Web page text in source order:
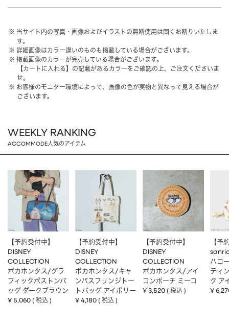
OTHER その他
SALEセール
ALLすべて
BAGバッグ
GOODS雑貨
MOBILEモバイル
ACCESSORYアクセサリー
当サイト内の写真・画像およびイラストの無断使用は固くお断りいたしま
す。
詳細画像はカラー違いのものも掲載している場合がございます。
掲載画像のカラーが完売している場合がございます。
【カートに入れる】の記載があるカラーをご確認の上、ご注文くださいま
せ。
お客様のモニター環境によって、画像の色が実物と異なって見える場合が
ございます。
WEEKLY RANKING
ACCOMMODE人気のアイテム
【予約受付中】
DISNEY
COLLECTION
ポカホンタス/グラ
フィックボストンバ
ッグ ダークブラウン
¥ 5,060 税込
【予約受付中】
DISNEY
COLLECTION
ポカホンタス/キャ
ンバスフリンジトー
トバッグ アイボリー
¥ 4,180 税込
【予約受付中】
DISNEY
COLLECTION
ポカホンタス/アイ
コンポーチ ミーコ
¥ 3,520 税込
【予
ハロ
ティ
ク ア
¥